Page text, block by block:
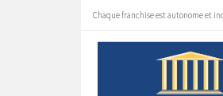
Chaque franchise est autonome et